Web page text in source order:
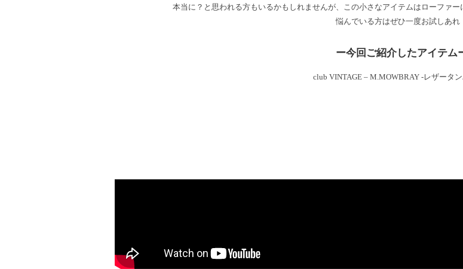
本当に？と思われる方もいるかもしれませんが、この小さなアイテムはローファー
悩んでいる方はぜひ一度お試しあれ
ー今回ご紹介したアイテム
club VINTAGE – M.MOWBRAY -レザータ